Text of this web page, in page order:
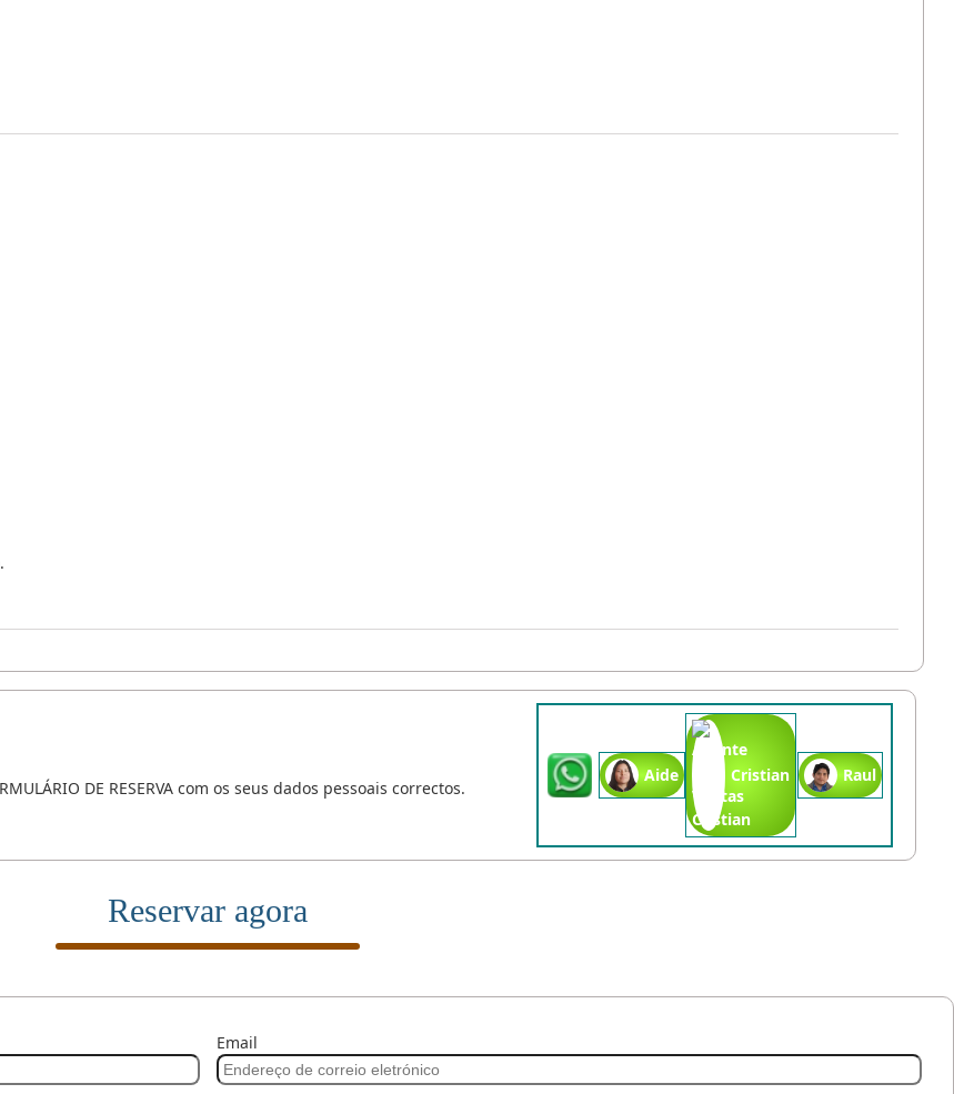
DE RESERVA com os seus dados pessoais correctos.
Aide Cristian Raul
Reservar agora
Email